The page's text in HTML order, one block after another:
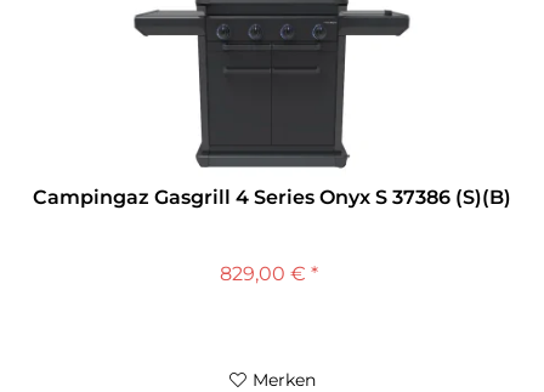
Campingaz Gasgrill 4 Series Onyx S 37386 (S)(B)
829,00 € *
Merken